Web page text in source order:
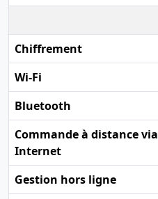
Chiffrement
Wi-Fi
Bluetooth
Commande à distance via
Internet
Gestion hors ligne